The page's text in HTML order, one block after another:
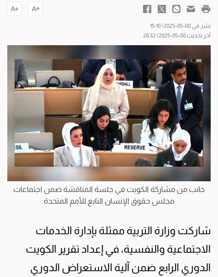
نشر في 08-05-2025 | 15:10
آخر تحديث 08-05-2025 | 20:32
جانب من مشاركة الكويت في جلسة المناقشة ضمن اجتماعات
مجلس حقوق الإنسان التابع للأمم المتحدة
شاركت وزارة التربية ممثلة بإدارة الخدمات
الاجتماعية والنفسية، في إعداد تقرير الكويت
الدوري الرابع ضمن آلية الاستعراض الدوري